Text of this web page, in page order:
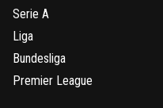
Serie A
Liga
Bundesliga
Premier League